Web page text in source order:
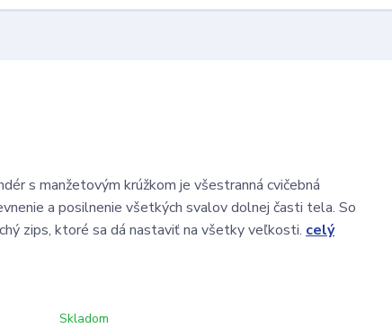
s manžetovým krúžkom je všestranná cvičebná
a posilnenie všetkých svalov dolnej časti tela. So
zips, ktoré sa dá nastaviť na všetky veľkosti. celý
Skladom